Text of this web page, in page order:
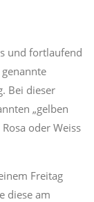
und fortlaufend
Bei dieser
„gelben
oder Weiss
Freitag
diese am